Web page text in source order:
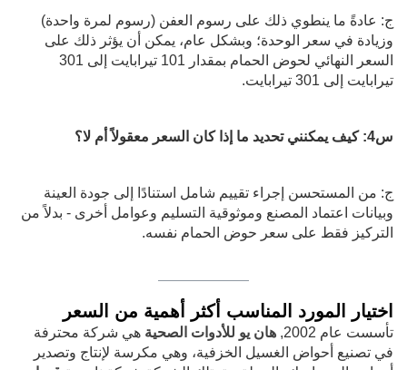
ج: عادةً ما ينطوي ذلك على رسوم العفن (رسوم لمرة واحدة)
وزيادة في سعر الوحدة؛ وبشكل عام، يمكن أن يؤثر ذلك على
السعر النهائي لحوض الحمام بمقدار 101 تيرابايت إلى 301
تيرابايت إلى 301 تيرابايت.
س4: كيف يمكنني تحديد ما إذا كان السعر معقولاً أم لا؟
ج: من المستحسن إجراء تقييم شامل استنادًا إلى جودة العينة
وبيانات اعتماد المصنع وموثوقية التسليم وعوامل أخرى - بدلاً من
التركيز فقط على سعر حوض الحمام نفسه.
اختيار المورد المناسب أكثر أهمية من السعر
تأسست عام 2002, هان يو للأدوات الصحية هي شركة محترفة
في تصنيع أحواض الغسيل الخزفية، وهي مكرسة لإنتاج وتصدير